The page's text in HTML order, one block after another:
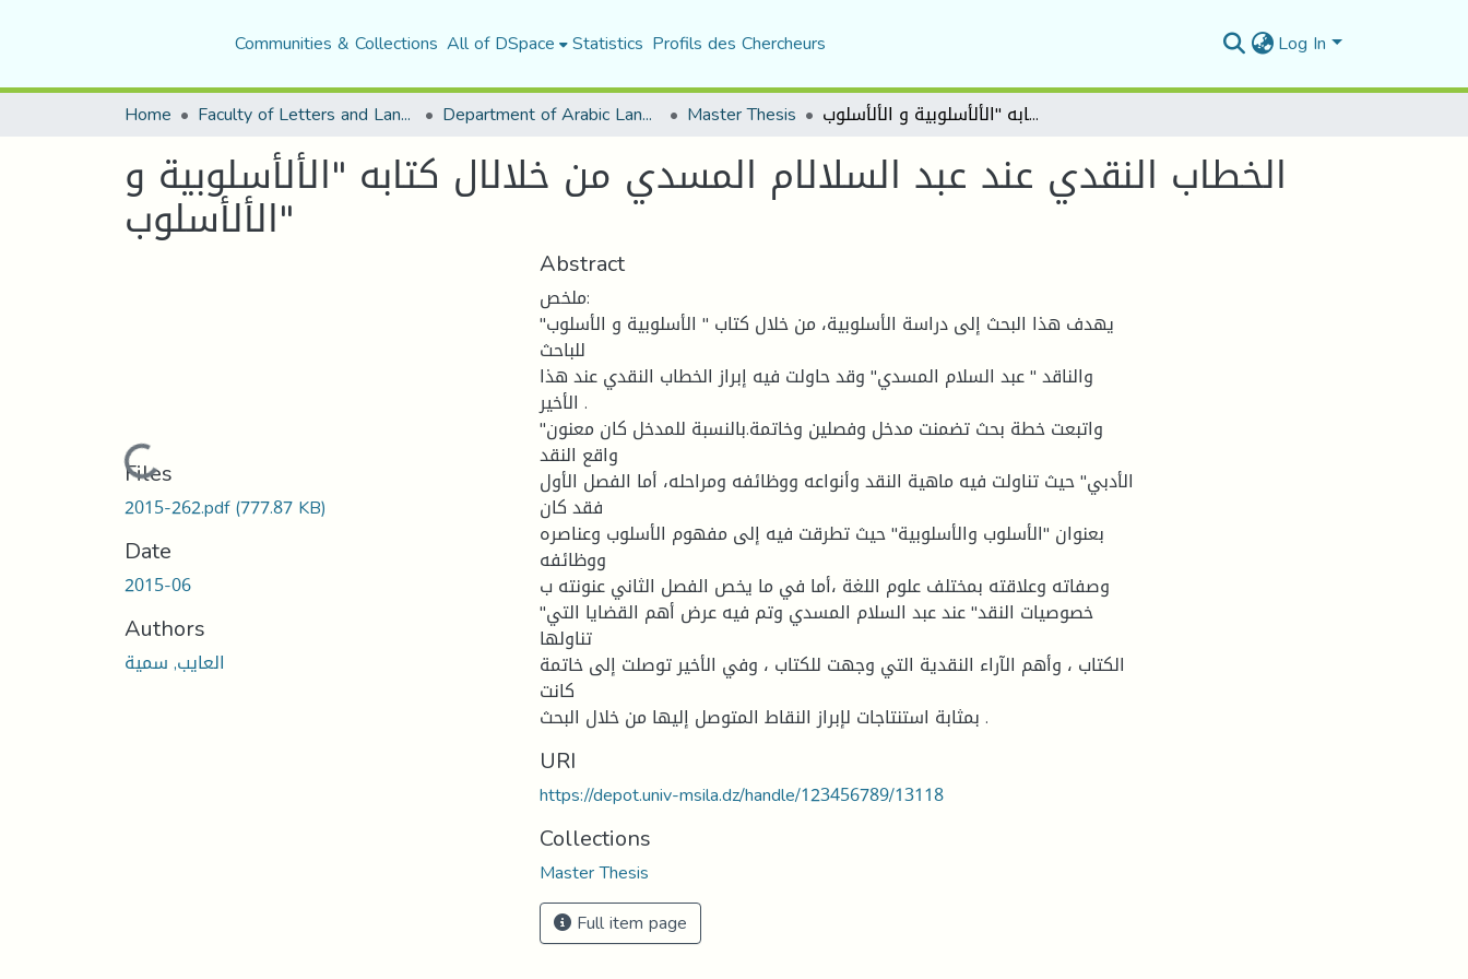
Communities & Collections All of DSpace Statistics Profils des Chercheurs Log In
Home Faculty of Letters and Languages Department of Arabic Language and Literature Master Thesis الخطاب النقدي عند عبد السلالام المسدي من خلالال كتابه "الألأسلوبية و الألأسلوب"
الخطاب النقدي عند عبد السلالام المسدي من خلالال كتابه "الألأسلوبية و
الألأسلوب"
Loading...
Files
2015-262.pdf(777.87 KB)
Date
2015-06
Authors
العایب, سمیة
Abstract
ملخص:
يهدف هذا البحث إلى دراسة الأسلوبية، من خلال كتاب " الأسلوبية و الأسلوب"
للباحث
والناقد " عبد السلام المسدي" وقد حاولت فيه إبراز الخطاب النقدي عند هذا
الأخير .
واتبعت خطة بحث تضمنت مدخل وفصلين وخاتمة.بالنسبة للمدخل كان معنون"
واقع النقد
الأدبي" حيث تناولت فيه ماهية النقد وأنواعه ووظائفه ومراحله، أما الفصل الأول
فقد كان
بعنوان "الأسلوب والأسلوبية" حيث تطرقت فيه إلى مفهوم الأسلوب وعناصره
ووظائفه
وصفاته وعلاقته بمختلف علوم اللغة ،أما في ما يخص الفصل الثاني عنونته ب
"خصوصيات النقد" عند عبد السلام المسدي وتم فيه عرض أهم القضايا التي
تناولها
الكتاب ، وأهم الآراء النقدية التي وجهت للكتاب ، وفي الأخير توصلت إلى خاتمة
كانت
بمثابة استنتاجات لإبراز النقاط المتوصل إليها من خلال البحث .
URI
https://depot.univ-msila.dz/handle/123456789/13118
Collections
Master Thesis
Full item page